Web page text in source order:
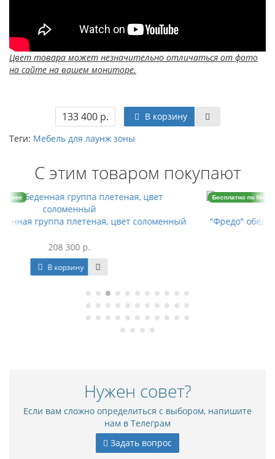
Цвет товара может незначительно отличаться от фото
на сайте на вашем мониторе.
133 400 р.
В корзину
Теги: Мебель для лаунж зоны
С этим товаром покупают
Бесплатно по Москве
"Фредо" обеденная группа из искусственного
Нужен совет?
Если вам сложно определиться с выбором, напишите
нам в Телеграм
Задать вопрос